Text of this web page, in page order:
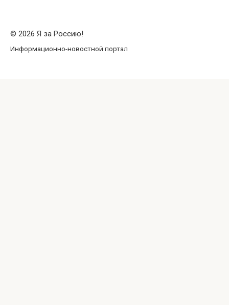
© 2026 Я за Россию!
Информационно-новостной портал